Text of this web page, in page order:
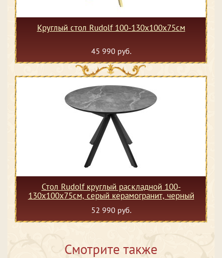
Круглый стол Rudolf 100-130х100х75см
45 990 руб.
Стол Rudolf круглый раскладной 100-
130x100x75см, серый керамогранит, черный
52 990 руб.
Смотрите также